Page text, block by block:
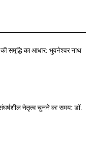
समृद्धि का आधार: भुवनेश्वर नाथ
नेतृत्व चुनने का समय: डॉ.